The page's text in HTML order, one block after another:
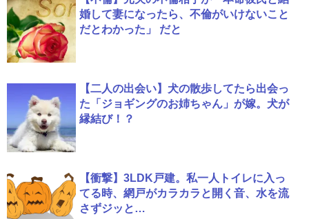
婚して妻になったら、不倫がいけないこと
だとわかった」 だと
【二人の出会い】犬の散歩してたら出会っ
た「ジョギングのお姉ちゃん」が嫁。犬が
縁結び！？
【衝撃】3LDK戸建。私一人トイレに入っ
てる時、網戸がカラカラと開く音、水を流
さずジッと…